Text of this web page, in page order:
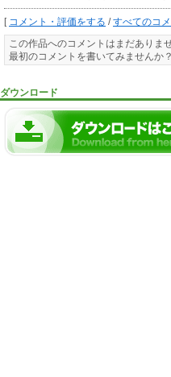
[ コメント・評価をする /すべてのコ
この作品へのコメントはまだありませ
最初のコメントを書いてみませんか？
ダウンロード